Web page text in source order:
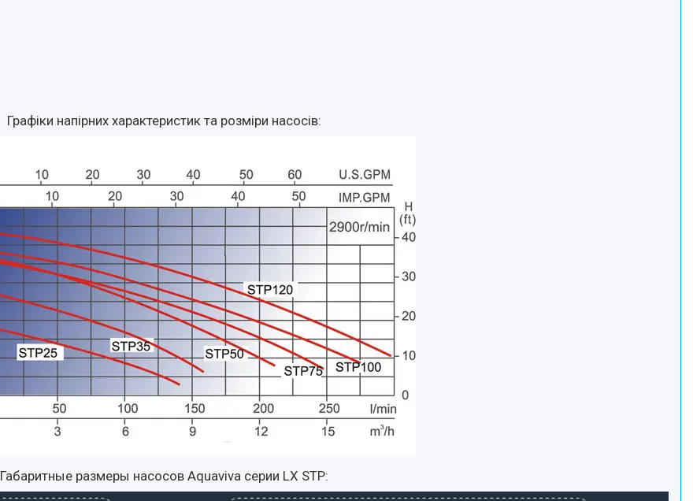
Графіки напірних характеристик та розміри насосів:
Габаритные размеры насосов Aquaviva серии LX STP: